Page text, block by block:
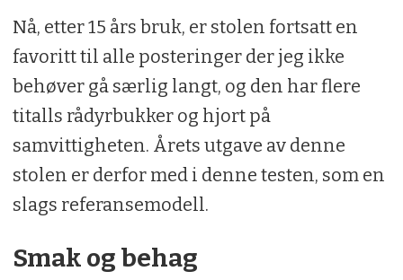
Nå, etter 15 års bruk, er stolen fortsatt en
favoritt til alle posteringer der jeg ikke
behøver gå særlig langt, og den har flere
titalls rådyrbukker og hjort på
samvittigheten. Årets utgave av denne
stolen er derfor med i denne testen, som en
slags referansemodell.
Smak og behag